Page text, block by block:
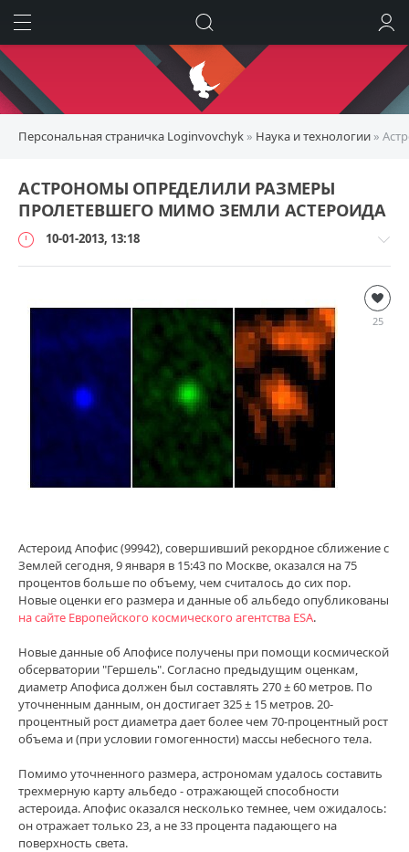
Персональная страничка Loginvovchyk » Наука и технологии »
АСТРОНОМЫ ОПРЕДЕЛИЛИ РАЗМЕРЫ
ПРОЛЕТЕВШЕГО МИМО ЗЕМЛИ АСТЕРОИДА
10-01-2013, 13:18
и
технологии
loginvovchyk
25
Астероид Апофис (99942), совершивший рекордное сближение с
Землей сегодня, 9 января в 15:43 по Москве, оказался на 75
процентов больше по объему, чем считалось до сих пор.
Новые оценки его размера и данные об альбедо опубликованы
на сайте Европейского космического агентства ESA.
Новые данные об Апофисе получены при помощи космической
обсерватории "Гершель". Согласно предыдущим оценкам,
диаметр Апофиса должен был составлять 270 ± 60 метров. По
уточненным данным, он достигает 325 ± 15 метров. 20-
процентный рост диаметра дает более чем 70-процентный рост
объема и (при условии гомогенности) массы небесного тела.
Помимо уточненного размера, астрономам удалось составить
трехмерную карту альбедо - отражающей способности
астероида. Апофис оказался несколько темнее, чем ожидалось:
он отражает только 23, а не 33 процента падающего на
поверхность света.